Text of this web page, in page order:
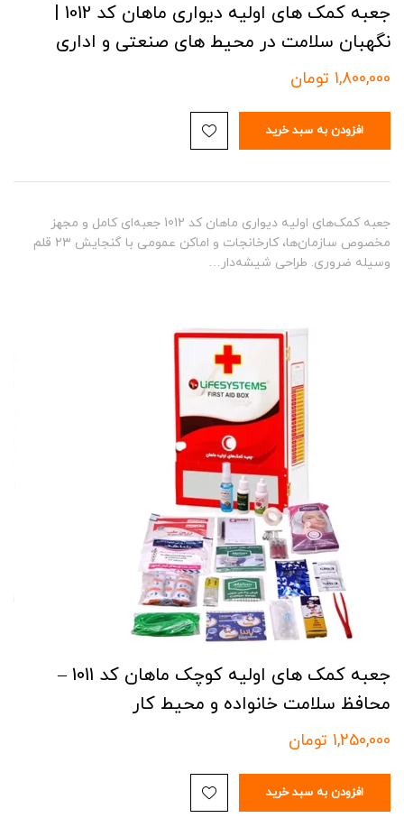
جعبه کمک‌ های اولیه دیواری ماهان کد 1012 |
نگهبان سلامت در محیط‌ های صنعتی و اداری
1,800,000 تومان
افزودن به سبد خرید
جعبه کمک‌های اولیه دیواری ماهان کد 1012 جعبه‌ای کامل و مجهز
مخصوص سازمان‌ها، کارخانجات و اماکن عمومی با گنجایش ۲۳ قلم
وسیله ضروری. طراحی شیشه‌دار…
جعبه کمک‌ های اولیه کوچک ماهان کد 1011 –
محافظ سلامت خانواده و محیط کار
1,250,000 تومان
افزودن به سبد خرید